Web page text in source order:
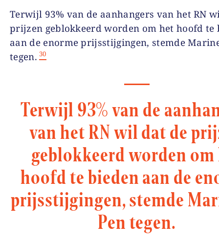
Terwijl 93% van de aanhangers van het RN
prijzen geblokkeerd worden om het hoofd te
aan de enorme prijsstijgingen, stemde
tegen. 30
Terwijl 93% van de
van het RN wil dat de
geblokkeerd worden
hoofd te bieden aan de
prijsstijgingen, stemde
Pen tegen.